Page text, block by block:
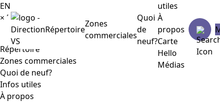
Répertoire
Zones
commerciales
Quoi
de
neuf?
utiles
À
propos
Carte
Hello
Médias
EN
× Menu
Répertoire
Zones commerciales
Quoi de neuf?
Infos utiles
À propos